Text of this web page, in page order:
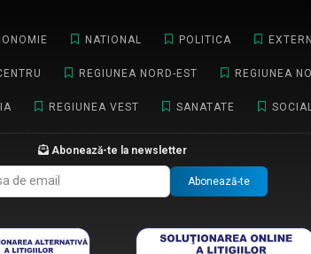
NATIONAL POLITICA
REGIUNEA NORD-EST REGIUNEA
REGIUNEA VEST SANATATE
Abonează-te la newsletter
Abonează-te